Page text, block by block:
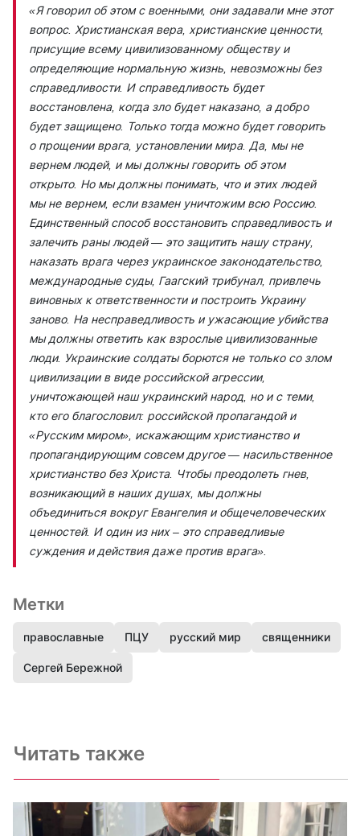
«Я говорил об этом с военными, они задавали мне этот
вопрос. Христианская вера, христианские ценности,
присущие всему цивилизованному обществу и
определяющие нормальную жизнь, невозможны без
справедливости. И справедливость будет
восстановлена, когда зло будет наказано, а добро
будет защищено. Только тогда можно будет говорить
о прощении врага, установлении мира. Да, мы не
вернем людей, и мы должны говорить об этом
открыто. Но мы должны понимать, что и этих людей
мы не вернем, если взамен уничтожим всю Россию.
Единственный способ восстановить справедливость и
залечить раны людей — это защитить нашу страну,
наказать врага через украинское законодательство,
международные суды, Гаагский трибунал, привлечь
виновных к ответственности и построить Украину
заново. На несправедливость и ужасающие убийства
мы должны ответить как взрослые цивилизованные
люди. Украинские солдаты борются не только со злом
цивилизации в виде российской агрессии,
уничтожающей наш украинский народ, но и с теми,
кто его благословил: российской пропагандой и
«Русским миром», искажающим христианство и
пропагандирующим совсем другое — насильственное
христианство без Христа. Чтобы преодолеть гнев,
возникающий в наших душах, мы должны
объединиться вокруг Евангелия и общечеловеческих
ценностей. И один из них – это справедливые
суждения и действия даже против врага».
Метки
православные ПЦУ русский мир священники
Сергей Бережной
Читать также